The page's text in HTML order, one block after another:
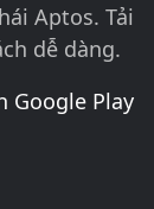
Aptos. Tải
dễ dàng.
Google Play